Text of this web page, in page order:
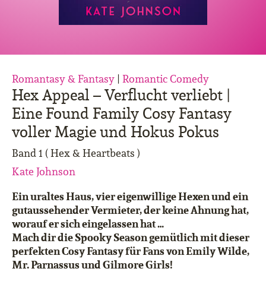
Hex Appeal – Verflucht verliebt |
Eine Found Family Cosy Fantasy
voller Magie und Hokus Pokus
Band 1 ( Hex & Heartbeats )
Kate Johnson
Romantasy & Fantasy | Romantic Comedy
Ein uraltes Haus, vier eigenwillige Hexen und ein
gutaussehender Vermieter, der keine Ahnung hat,
worauf er sich eingelassen hat …
Mach dir die Spooky Season gemütlich mit dieser
perfekten Cosy Fantasy für Fans von Emily Wilde,
Mr. Parnassus und Gilmore Girls!